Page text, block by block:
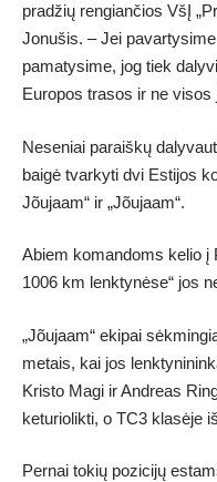
pradžių rengiančios VšĮ
Jonušis. – Jei
pamatysime, jog tiek
Europos trasos ir ne visos
Neseniai paraiškų
baigė tvarkyti dvi Estijos
Jõujaam“ ir „Jõujaam“.
Abiem komandoms kelio į
1006 km lenktynėse“ jos
„Jõujaam“ ekipai
metais, kai jos
Kristo Magi ir Andreas
keturiolikti, o TC3 klasėje
Pernai tokių pozicijų